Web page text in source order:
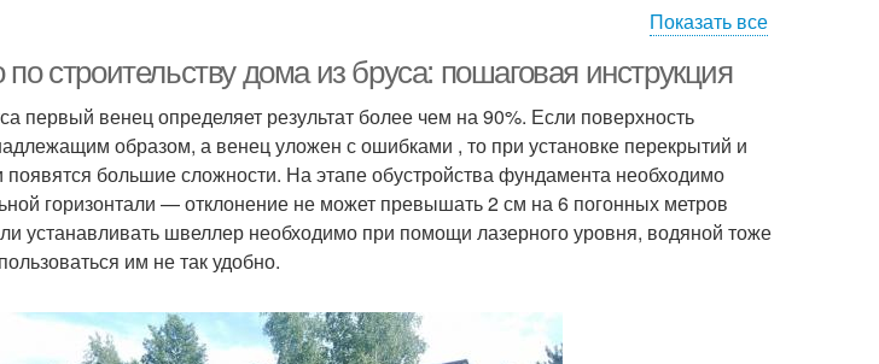
изготовления
Показать все
строительству дома из бруса: пошаговая инструкция
первый венец определяет результат более чем на 90%. Если поверхность
образом, а венец уложен с ошибками , то при установке перекрытий и
большие сложности. На этапе обустройства фундамента необходимо
горизонтали — отклонение не может превышать 2 см на 6 погонных метров
устанавливать швеллер необходимо при помощи лазерного уровня, водяной тоже
им не так удобно.